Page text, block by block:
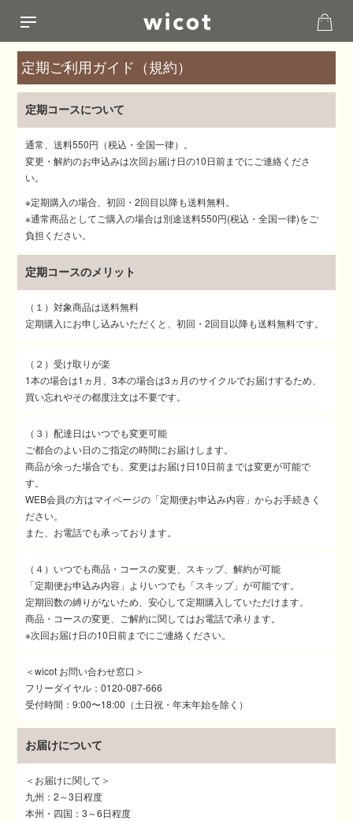
定期ご利用ガイド（規約）
定期コースについて
通常、送料550円（税込・全国一律）。
変更・解約のお申込みは次回お届け日の10日前までにご連絡くださ
い。
※定期購入の場合、初回・2回目以降も送料無料。
※通常商品としてご購入の場合は別途送料550円(税込・全国一律)をご
負担ください。
定期コースのメリット
（１）対象商品は送料無料
定期購入にお申し込みいただくと、初回・2回目以降も送料無料です。
（２）受け取りが楽
1本の場合は1ヵ月、3本の場合は3ヵ月のサイクルでお届けするため、
買い忘れやその都度注文は不要です。
（３）配達日はいつでも変更可能
ご都合のよい日のご指定の時間にお届けします。
商品が余った場合でも、変更はお届け日10日前までは変更が可能で
す。
WEB会員の方はマイページの「定期便お申込み内容」からお手続きく
ださい。
また、お電話でも承っております。
（４）いつでも商品・コースの変更、スキップ、解約が可能
「定期便お申込み内容」よりいつでも「スキップ」が可能です。
定期回数の縛りがないため、安心して定期購入していただけます。
商品・コースの変更、ご解約に関してはお電話で承ります。
※次回お届け日の10日前までにご連絡ください。
＜wicot お問い合わせ窓口＞
フリーダイヤル：0120-087-666
受付時間：9:00〜18:00（土日祝・年末年始を除く）
お届けについて
＜お届けに関して＞
九州：2～3日程度
本州・四国：3～6日程度